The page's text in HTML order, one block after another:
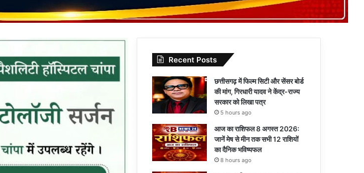
Recent Posts
छत्तीसगढ़ में फिल्म सिटी और सेंसर बोर्ड
की मांग, गिरधारी यादव ने केंद्र-राज्य
सरकार को लिखा पत्र
5 hours ago
आज का राशिफल 8 अगस्त 2026:
जानें मेष से मीन तक सभी 12 राशियों
का दैनिक भविष्यफल
8 hours ago